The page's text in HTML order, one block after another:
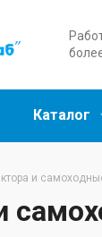
Каталог
и